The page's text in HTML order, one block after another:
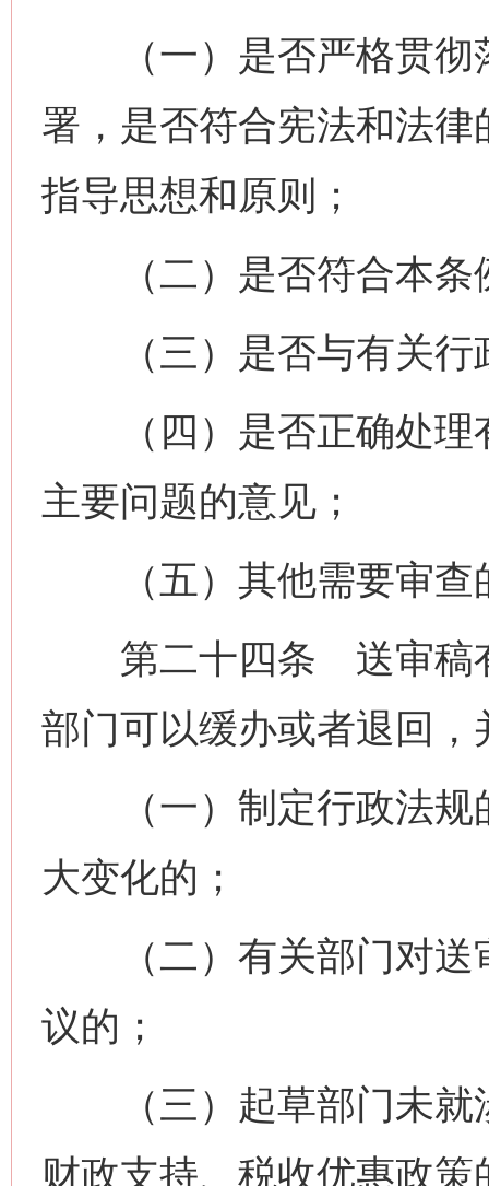
（一）是否严格贯彻
署，是否符合宪法和法
指导思想和原则；
（二）是否符合本条
（三）是否与有关行
（四）是否正确处理
主要问题的意见；
（五）其他需要审查
第二十四条 送审稿有
部门可以缓办或者退回
（一）制定行政法规
大变化的；
（二）有关部门对送
议的；
（三）起草部门未就
财政支持、税收优惠政